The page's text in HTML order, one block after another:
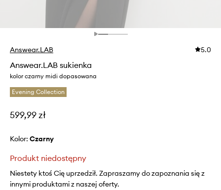
Answear.LAB 5.0
Answear.LAB sukienka
kolor czarny midi dopasowana
Evening Collection
599,99 zł
Kolor: czarny
Produkt niedostępny
Niestety ktoś Cię uprzedził. Zapraszamy do zapoznania się z
innymi produktami z naszej oferty.